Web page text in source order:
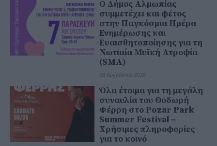
Ο Δήμος Αλμωπίας
συμμετέχει και φέτος
στην Παγκόσμια Ημέρα
Ενημέρωσης και
Ευαισθητοποίησης για τη
Νωτιαία Μυϊκή Ατροφία
(SMA)
08 Αυγούστου 2026
Όλα έτοιμα για τη μεγάλη
συναυλία του Θοδωρή
Φέρρη στο Pozar Park
Summer Festival –
Χρήσιμες πληροφορίες
για το κοινό